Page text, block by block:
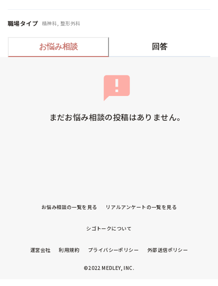
職場タイプ 精神科, 整形外科
お悩み相談 回答
まだお悩み相談の投稿はありません。
お悩み相談の一覧を見る リアルアンケートの一覧を見る
シゴトークについて
運営会社 利用規約 プライバシーポリシー 外部送信ポリシー
©2022 MEDLEY, INC.